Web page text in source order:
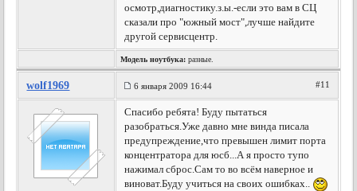
осмотр,диагностику.з.ы.-если это вам в СЦ
сказали про "южный мост",лучше найдите
другой сервисцентр.
Модель ноутбука: разные.
wolf1969 6 января 2009 16:44 #11
Спасибо ребята! Буду пытаться
разобраться.Уже давно мне винда писала
предупреждение,что превышен лимит порта
концентратора для юсб...А я просто тупо
нажимал сброс.Сам то во всём наверное и
виноват.Буду учиться на своих ошибках..